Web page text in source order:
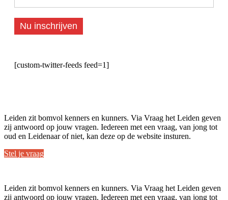
Nu inschrijven
[custom-twitter-feeds feed=1]
Leiden zit bomvol kenners en kunners. Via Vraag het Leiden geven
zij antwoord op jouw vragen. Iedereen met een vraag, van jong tot
oud en Leidenaar of niet, kan deze op de website insturen.
Stel je vraag
Leiden zit bomvol kenners en kunners. Via Vraag het Leiden geven
zij antwoord op jouw vragen. Iedereen met een vraag, van jong tot